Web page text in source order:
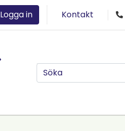
Logga in Kontakt